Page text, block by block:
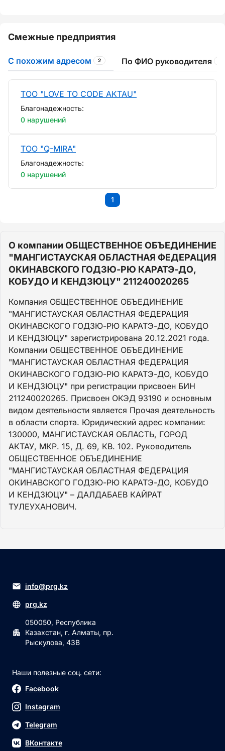
Смежные предприятия
С похожим адресом 2 По ФИО руководителя
ТОО "LOVE TO CODE AKTAU"
Благонадежность:
0 нарушений
ТОО "Q-MIRA"
Благонадежность:
0 нарушений
1
О компании ОБЩЕСТВЕННОЕ ОБЪЕДИНЕНИЕ
"МАНГИСТАУСКАЯ ОБЛАСТНАЯ ФЕДЕРАЦИЯ
ОКИНАВСКОГО ГОДЗЮ-РЮ КАРАТЭ-ДО,
КОБУДО И КЕНДЗЮЦУ" 211240020265
Компания ОБЩЕСТВЕННОЕ ОБЪЕДИНЕНИЕ
"МАНГИСТАУСКАЯ ОБЛАСТНАЯ ФЕДЕРАЦИЯ
ОКИНАВСКОГО ГОДЗЮ-РЮ КАРАТЭ-ДО, КОБУДО
И КЕНДЗЮЦУ" зарегистрирована 20.12.2021 года.
Компании ОБЩЕСТВЕННОЕ ОБЪЕДИНЕНИЕ
"МАНГИСТАУСКАЯ ОБЛАСТНАЯ ФЕДЕРАЦИЯ
ОКИНАВСКОГО ГОДЗЮ-РЮ КАРАТЭ-ДО, КОБУДО
И КЕНДЗЮЦУ" при регистрации присвоен БИН
211240020265. Присвоен ОКЭД 93190 и основным
видом деятельности является Прочая деятельность
в области спорта. Юридический адрес компании:
130000, МАНГИСТАУСКАЯ ОБЛАСТЬ, ГОРОД
АКТАУ, МКР. 15, Д. 69, КВ. 102. Руководитель
ОБЩЕСТВЕННОЕ ОБЪЕДИНЕНИЕ
"МАНГИСТАУСКАЯ ОБЛАСТНАЯ ФЕДЕРАЦИЯ
ОКИНАВСКОГО ГОДЗЮ-РЮ КАРАТЭ-ДО, КОБУДО
И КЕНДЗЮЦУ" – ДАЛДАБАЕВ КАЙРАТ
ТУЛЕУХАНОВИЧ.
info@prg.kz
prg.kz
050050, Республика
Казахстан, г. Алматы, пр.
Рыскулова, 43В
Наши полезные соц. сети:
Facebook
Instagram
Telegram
ВКонтакте